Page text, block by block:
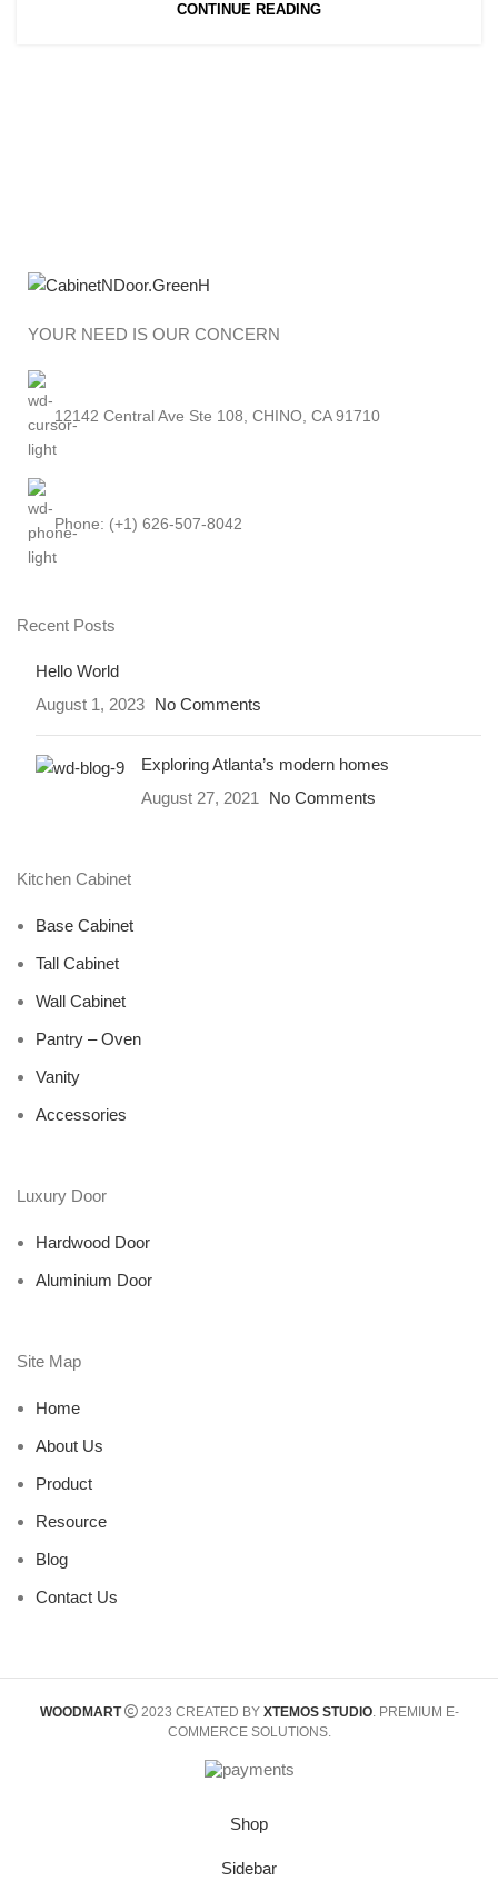
CONTINUE READING
YOUR NEED IS OUR CONCERN
12142 Central Ave Ste 108, CHINO, CA 91710
Phone: (+1) 626-507-8042
Recent Posts
Hello World
August 1, 2023
No Comments
Exploring Atlanta’s modern homes
August 27, 2021
No Comments
Kitchen Cabinet
Base Cabinet
Tall Cabinet
Wall Cabinet
Pantry – Oven
Vanity
Accessories
Luxury Door
Hardwood Door
Aluminium Door
Site Map
Home
About Us
Product
Resource
Blog
Contact Us
WOODMART 2023 CREATED BY XTEMOS STUDIO. PREMIUM E-
COMMERCE SOLUTIONS.
Shop
Sidebar